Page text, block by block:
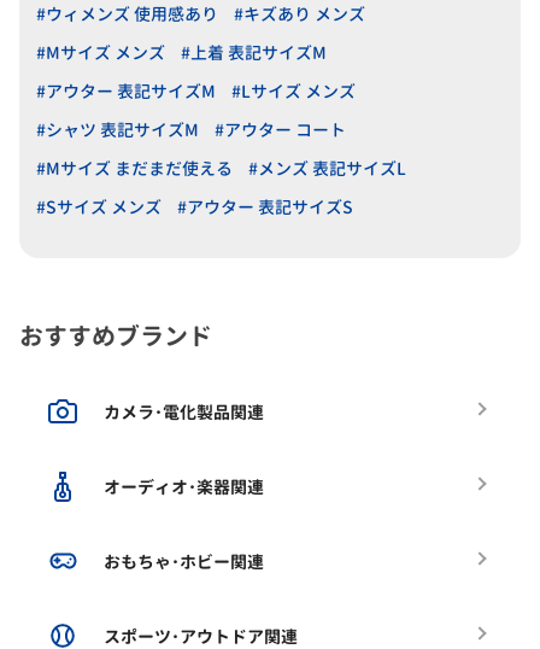
#ウィメンズ 使用感あり
#キズあり メンズ
#Mサイズ メンズ
#上着 表記サイズM
#アウター 表記サイズM
#Lサイズ メンズ
#シャツ 表記サイズM
#アウター コート
#Mサイズ まだまだ使える
#メンズ 表記サイズL
#Sサイズ メンズ
#アウター 表記サイズS
おすすめブランド
カメラ･電化製品関連
オーディオ･楽器関連
おもちゃ･ホビー関連
スポーツ･アウトドア関連